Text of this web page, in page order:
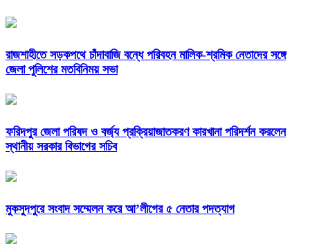
রাজশাহীতে সড়কপথে চাঁদাবাজি বন্ধে পরিবহন মালিক-শ্রমিক নেতাদের সঙ্গে
জেলা পুলিশের মতবিনিময় সভা
ফরিদপুর জেলা পরিষদ ও বর্জ্য প্রক্রিয়াজাতকরণ কারখানা পরিদর্শন করলেন
স্থানীয় সরকার বিভাগের সচিব
মুকসুদপুরে সংবাদ সম্মেলন করে আ’লীগের ৫ নেতার পদত্যাগ